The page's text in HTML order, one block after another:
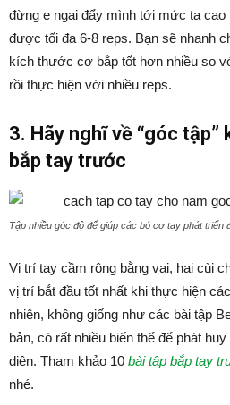
đừng e ngại đẩy mình tới mức tạ cao
được tối đa 6-8 reps. Bạn sẽ nhanh
kích thước cơ bắp tốt hơn nhiều so
rồi thực hiện với nhiều reps.
3. Hãy nghĩ về “góc tập”
bắp tay trước
Tập nhiều góc độ để giúp các bó cơ tay phát triển
Vị trí tay cầm rộng bằng vai, hai cùi
vị trí bắt đầu tốt nhất khi thực hiện
nhiên, không giống như các bài tập
bản, có rất nhiều biến thể để phát
diện. Tham khảo 10 bài tập bắp tay
nhé.